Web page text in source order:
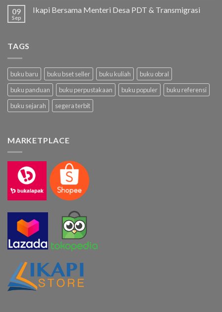
09
Sep
Ikapi Bersama Menteri Desa PDT & Transmigrasi
TAGS
buku baru buku bset seller buku kuliah
buku obral
buku panduan
buku perpustakaan buku populer
buku referensi
buku sejarah
segera terbit
MARKETPLACE